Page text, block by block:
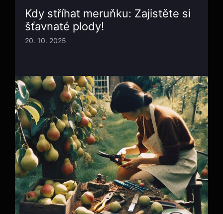
Kdy stříhat meruňku: Zajistěte si
šťavnaté plody!
20. 10. 2025